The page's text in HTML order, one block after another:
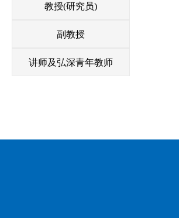
教授(研究员)
副教授
讲师及弘深青年教师